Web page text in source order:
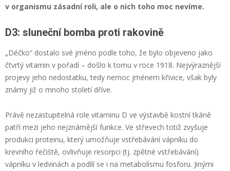
v organismu zásadní roli, ale o nich toho moc nevíme.
D3: sluneční bomba proti rakovině
„Déčko“ dostalo své jméno podle toho, že bylo objeveno jako
čtvrtý vitamin v pořadí – došlo k tomu v roce 1918. Nejvýraznější
projevy jeho nedostatku, tedy nemoc jménem křivice, však byly
známy již o mnoho století dříve.
Právě nezastupitelná role vitaminu D ve výstavbě kostní tkáně
patří mezi jeho nejznámější funkce. Ve střevech totiž zvyšuje
produkci proteinu, který umožňuje vstřebávání vápníku do
krevního řečiště, ovlivňuje resorpci (tj. zpětné vstřebávání)
vápníku v ledvinách a podílí se i na metabolismu fosforu. Jinými